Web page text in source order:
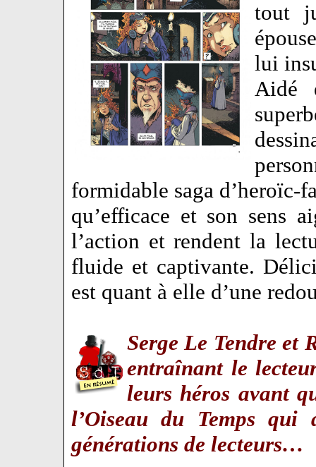
tout
lui
Aidé
formidable saga d’heroïc-
qu’efficace et son sens
l’action et rendent la
fluide et captivante.
est quant à elle d’une
Serge Le Tendre et
entraînant le
leurs héros avant
l’Oiseau du Temps qui
générations de lecteurs…